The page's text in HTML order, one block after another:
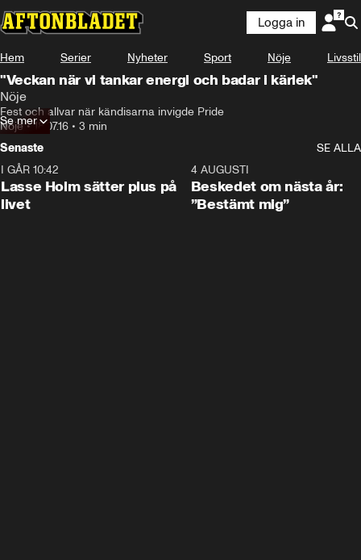
Logga in
Hem Serier Nyheter Sport Nöje Livsstil
"Veckan när vi tankar energi och badar i kärlek"
Nöje
Fest och allvar när kändisarna invigde Pride
Nöje•18.07.16 • 3 min
Se mer
Senaste
SE ALLA
I GÅR 10:42
Lasse Holm sätter plus på
livet
4 AUGUSTI
Beskedet om nästa år:
”Bestämt mig”